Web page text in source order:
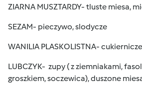
ZIARNA MUSZTARDY- tluste miesa,
SEZAM- pieczywo, slodycze
WANILIA PLASKOLISTNA-
LUBCZYK- zupy ( z ziemniakami,
groszkiem, soczewica), duszone